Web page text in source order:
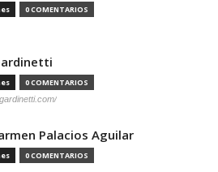
0 COMENTARIOS
0 COMENTARIOS
Palacios Aguilar
0 COMENTARIOS